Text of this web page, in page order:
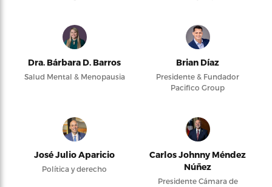
Dra. Bárbara D. Barros
Salud Mental & Menopausia
Brian Díaz
Presidente & Fundador
Pacifico Group
José Julio Aparicio
Política y derecho
Carlos Johnny Méndez
Núñez
Presidente Cámara de